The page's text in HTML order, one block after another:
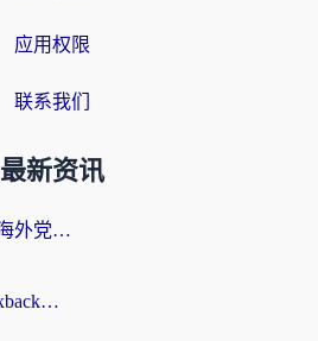
应用权限
联系我们
最新资讯
归雁加速器怎么升级快？海外党无缝访问国内资源的全攻略（附免费VPN推荐Dcard热门款）
海外党别被地域卡脖子！xback回国加速器选择全攻略，轻松刷剧玩国服